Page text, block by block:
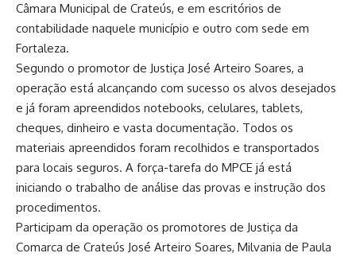
Câmara Municipal de Crateús, e em escritórios de
contabilidade naquele município e outro com sede em
Fortaleza.
Segundo o promotor de Justiça José Arteiro Soares, a
operação está alcançando com sucesso os alvos desejados
e já foram apreendidos notebooks, celulares, tablets,
cheques, dinheiro e vasta documentação. Todos os
materiais apreendidos foram recolhidos e transportados
para locais seguros. A força-tarefa do MPCE já está
iniciando o trabalho de análise das provas e instrução dos
procedimentos.
Participam da operação os promotores de Justiça da
Comarca de Crateús José Arteiro Soares, Milvania de Paula